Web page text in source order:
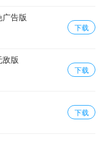
广告版
下载
敌版
下载
下载